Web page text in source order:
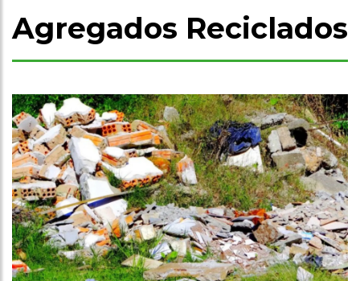
Agregados Reciclados